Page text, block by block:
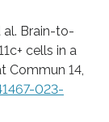
al. Brain-to-
cells in a
Commun 14,
023-